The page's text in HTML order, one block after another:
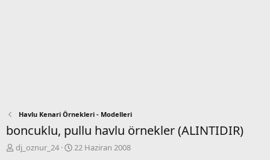
Havlu Kenari Örnekleri - Modelleri
boncuklu, pullu havlu örnekler (ALINTIDIR)
K
dj_oznur_24
B
22 Haziran 2008